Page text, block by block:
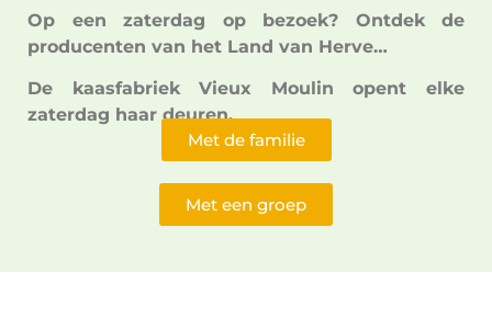
Op een zaterdag op bezoek? Ontdek de
producenten van het Land van Herve…
De kaasfabriek Vieux Moulin opent elke
zaterdag haar deuren.
Met de familie
Met een groep